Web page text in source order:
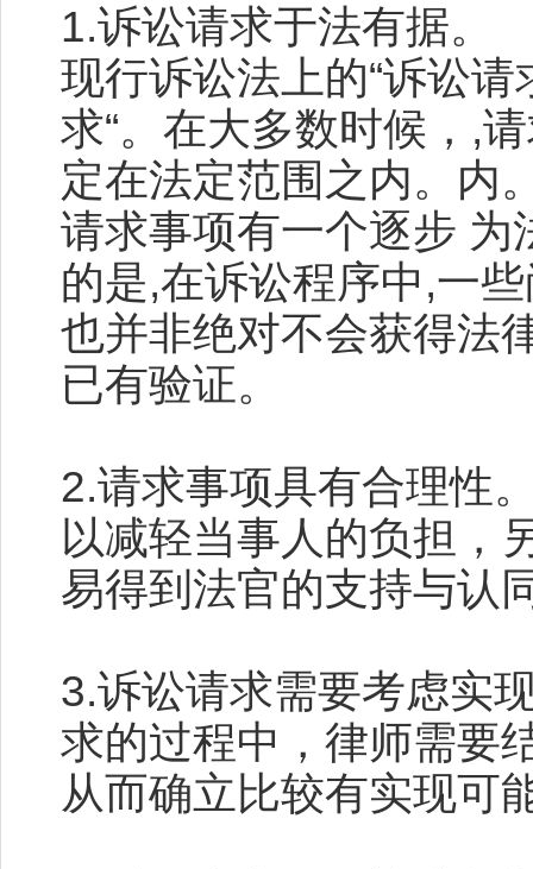
1.诉讼请求于法有据。
现行诉讼法上的“诉讼请
求“。在大多数时候，,
定在法定范围之内。内
请求事项有一个逐步
的是,在诉讼程序中,一
也并非绝对不会获得法
已有验证。
2.请求事项具有合理性
以减轻当事人的负担，
易得到法官的支持与认
3.诉讼请求需要考虑实
求的过程中，律师需要
从而确立比较有实现可